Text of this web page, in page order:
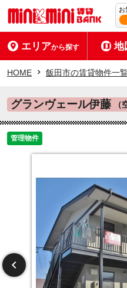
お
エリアから探す 地
HOME 飯田市の賃貸物件一
グランヴェール伊藤 （
管理物件